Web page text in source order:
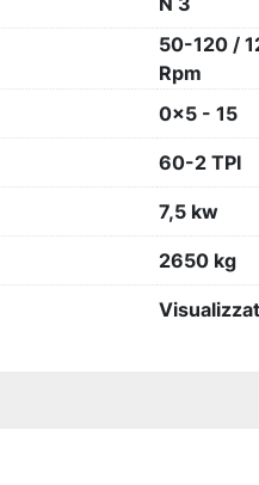
50-120 /
Rpm
0x5 - 15
60-2 TPI
7,5 kw
2650 kg